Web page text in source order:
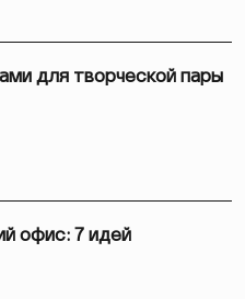
для творческой пары
офис: 7 идей